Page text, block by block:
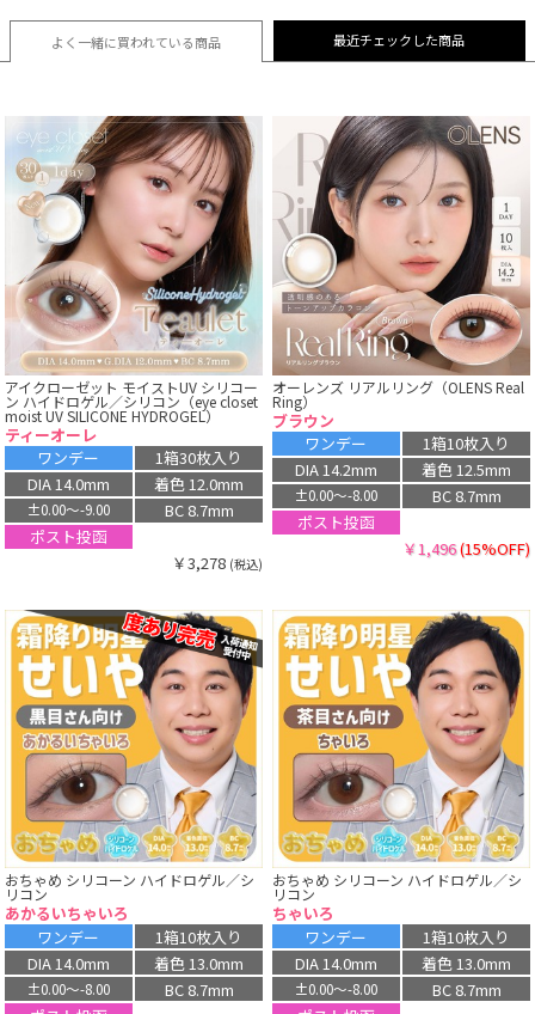
よく一緒に買われている商品 最近チェックした商品
アイクローゼット モイストUV シリコー
ン ハイドロゲル／シリコン（eye closet
moist UV SILICONE HYDROGEL）
ティーオーレ
ワンデー
1箱30枚入り
DIA 14.0mm
着色 12.0mm
±0.00〜-9.00
BC 8.7mm
ポスト投函
￥3,278 (税込)
オーレンズ リアルリング（OLENS Real
Ring）
ブラウン
ワンデー
1箱10枚入り
DIA 14.2mm
着色 12.5mm
±0.00〜-8.00
BC 8.7mm
ポスト投函
￥1,496(15%OFF)
おちゃめ シリコーン ハイドロゲル／シ
リコン
あかるいちゃいろ
ワンデー
1箱10枚入り
DIA 14.0mm
着色 13.0mm
±0.00〜-8.00
BC 8.7mm
おちゃめ シリコーン ハイドロゲル／シ
リコン
ちゃいろ
ワンデー
1箱10枚入り
DIA 14.0mm
着色 13.0mm
±0.00〜-8.00
BC 8.7mm